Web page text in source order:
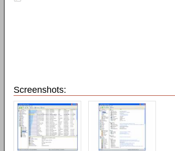
Screenshots: